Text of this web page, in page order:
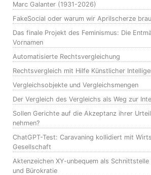
Marc Galanter (1931-2026)
FakeSocial oder warum wir Aprilscherze
Das finale Projekt des Feminismus: Die
Vornamen
Automatisierte Rechtsvergleichung
Rechtsvergleich mit Hilfe Künstlicher
Vergleichsobjekte und Vergleichsmengen
Der Vergleich des Vergleichs als Weg zur
Sollen Gerichte auf die Akzeptanz ihrer
nehmen?
ChatGPT-Test: Caravaning kollidiert mit
Gesellschaft
Aktenzeichen XY-unbequem als
und Bürokratie